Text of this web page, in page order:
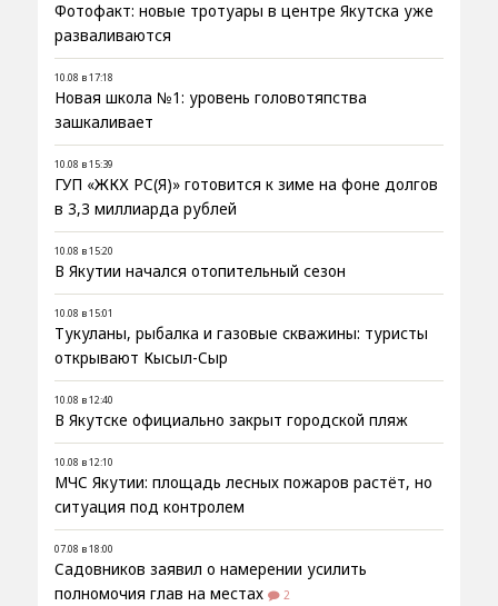
Фотофакт: новые тротуары в центре Якутска уже
разваливаются
10.08 в 17:18
Новая школа №1: уровень головотяпства
зашкаливает
10.08 в 15:39
ГУП «ЖКХ РС(Я)» готовится к зиме на фоне долгов
в 3,3 миллиарда рублей
10.08 в 15:20
В Якутии начался отопительный сезон
10.08 в 15:01
Тукуланы, рыбалка и газовые скважины: туристы
открывают Кысыл-Сыр
10.08 в 12:40
В Якутске официально закрыт городской пляж
10.08 в 12:10
МЧС Якутии: площадь лесных пожаров растёт, но
ситуация под контролем
07.08 в 18:00
Садовников заявил о намерении усилить
полномочия глав на местах
2